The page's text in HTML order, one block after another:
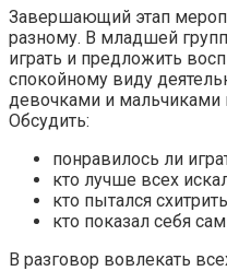
Завершающий этап
разному. В младшей
играть и предложить
спокойному виду
девочками и мальчиками
Обсудить:
понравилось ли
кто лучше всех
кто пытался
кто показал себя
В разговор вовлекать